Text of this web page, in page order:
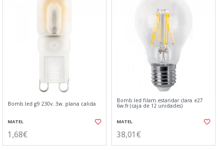
Bomb.led g9 230v. 3w. plana calida
MATEL
1,68€
Bomb.led filam.estandar clara e27
6w.fr (caja de 12 unidades)
MATEL
38,01€